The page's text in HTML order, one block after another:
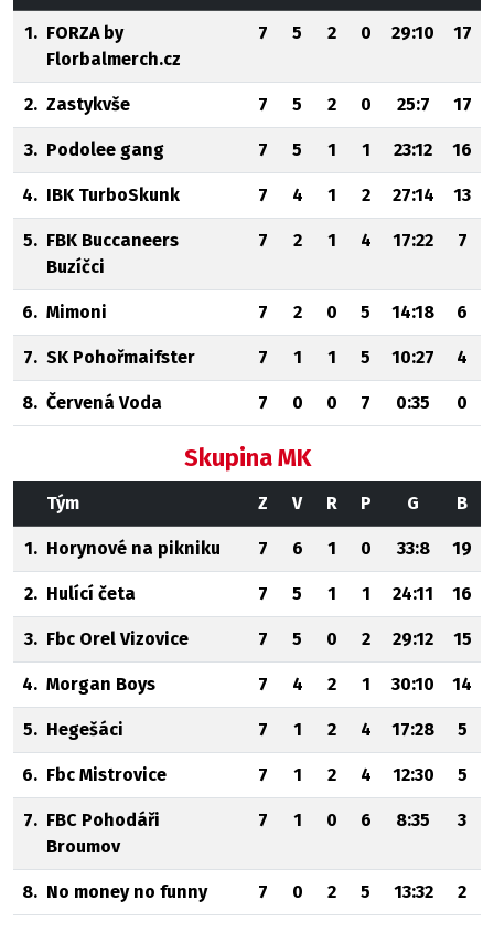
1. FORZA by
Florbalmerch.cz
7 5 2 0 29:10 17
2. Zastykvše 7 5 2 0 25:7 17
3. Podolee gang 7 5 1 1 23:12 16
4. IBK TurboSkunk 7 4 1 2 27:14 13
5. FBK Buccaneers
Buzíčci
7 2 1 4 17:22 7
6. Mimoni 7 2 0 5 14:18 6
7. SK Pohořmaifster 7 1 1 5 10:27 4
8. Červená Voda 7 0 0 7 0:35 0
Skupina MK
Tým Z V R P G B
1. Horynové na pikniku 7 6 1 0 33:8 19
2. Hulící četa 7 5 1 1 24:11 16
3. Fbc Orel Vizovice 7 5 0 2 29:12 15
4. Morgan Boys 7 4 2 1 30:10 14
5. Hegešáci 7 1 2 4 17:28 5
6. Fbc Mistrovice 7 1 2 4 12:30 5
7. FBC Pohodáři
Broumov
7 1 0 6 8:35 3
8. No money no funny 7 0 2 5 13:32 2